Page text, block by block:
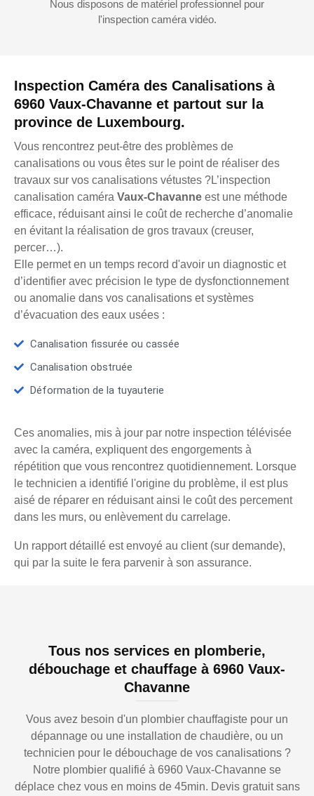
Inspection Caméra des Canalisations à
6960 Vaux-Chavanne et partout sur la
province de Luxembourg.
Vous rencontrez peut-être des problèmes de
canalisations ou vous êtes sur le point de réaliser des
travaux sur vos canalisations vétustes ?L’inspection
canalisation caméra Vaux-Chavanne est une méthode
efficace, réduisant ainsi le coût de recherche d’anomalie
en évitant la réalisation de gros travaux (creuser,
percer…).
Elle permet en un temps record d'avoir un diagnostic et
d’identifier avec précision le type de dysfonctionnement
ou anomalie dans vos canalisations et systèmes
d’évacuation des eaux usées :
Canalisation fissurée ou cassée
Canalisation obstruée
Déformation de la tuyauterie
Ces anomalies, mis à jour par notre inspection télévisée
avec la caméra, expliquent des engorgements à
répétition que vous rencontrez quotidiennement. Lorsque
le technicien a identifié l'origine du problème, il est plus
aisé de réparer en réduisant ainsi le coût des percement
dans les murs, ou enlèvement du carrelage.
Un rapport détaillé est envoyé au client (sur demande),
qui par la suite le fera parvenir à son assurance.
Nous disposons de matériel professionnel pour
l'inspection caméra vidéo.
Tous nos services en plomberie,
débouchage et chauffage à 6960 Vaux-
Chavanne
Vous avez besoin d'un plombier chauffagiste pour un
dépannage ou une installation de chaudière, ou un
technicien pour le débouchage de vos canalisations ?
Notre plombier qualifié à 6960 Vaux-Chavanne se
déplace chez vous en moins de 45min. Devis gratuit sans